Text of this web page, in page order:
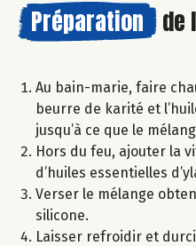
Préparation de
Au bain-marie, faire
beurre de karité et
jusqu’à ce que le
Hors du feu, ajouter la
d’huiles essentielles
Verser le mélange
silicone.
Laisser refroidir et